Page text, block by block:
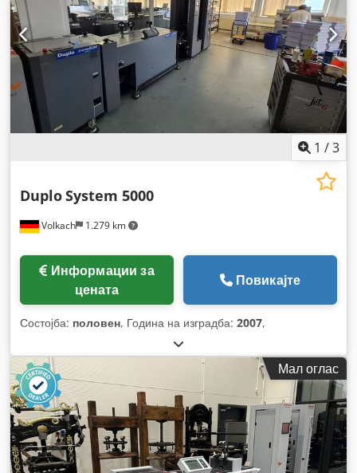
1 /3
Volkach 1.279 km
DuploSystem 5000
цената
Повикајте
Состојба: половен, Година на изградба: 2007,
Мал оглас